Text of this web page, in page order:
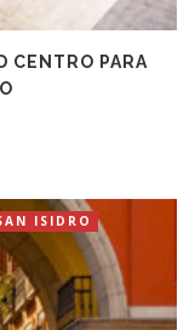
CENTRO PARA
ISIDRO